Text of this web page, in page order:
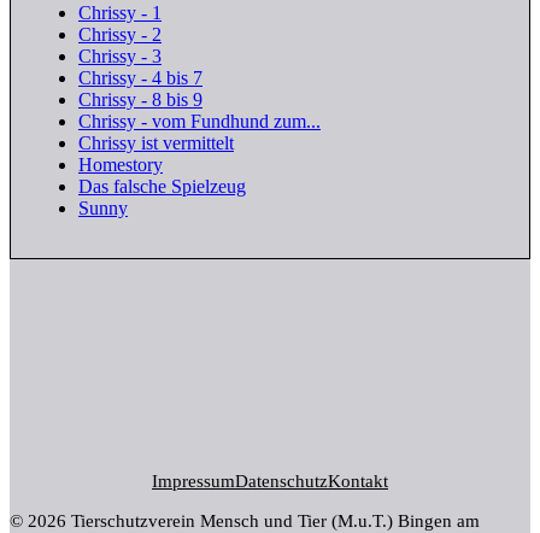
Chrissy - 1
Chrissy - 2
Chrissy - 3
Chrissy - 4 bis 7
Chrissy - 8 bis 9
Chrissy - vom Fundhund zum...
Chrissy ist vermittelt
Homestory
Das falsche Spielzeug
Sunny
© 2026 Tierschutzverein Mensch und Tier (M.u.T.) Bingen am
ImpressumDatenschutzKontakt